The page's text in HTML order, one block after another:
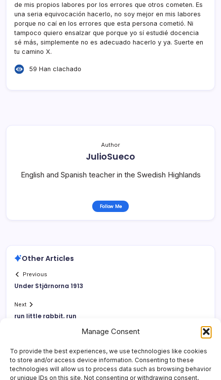
Manage Consent
To provide the best experiences, we use technologies like cookies
to store and/or access device information. Consenting to these
technologies will allow us to process data such as browsing behavior
or unique IDs on this site. Not consenting or withdrawing consent,
de mis propios labores por los errores que otros cometen. Es
una seria equivocación hacerlo, no soy mejor en mis labores
porque no caí en los errores que esta persona cometió. Ni
tampoco quiero ensalzar que porque yo sí estudié docencia
sé más, simplemente no es adecuado hacerlo y ya. Suerte en
tu camino X.
59 Han clachado
Author
JulioSueco
English and Spanish teacher in the Swedish Highlands
Follow Me
Other Articles
Previous
Under Stjärnorna 1913
Next
run little rabbit, run